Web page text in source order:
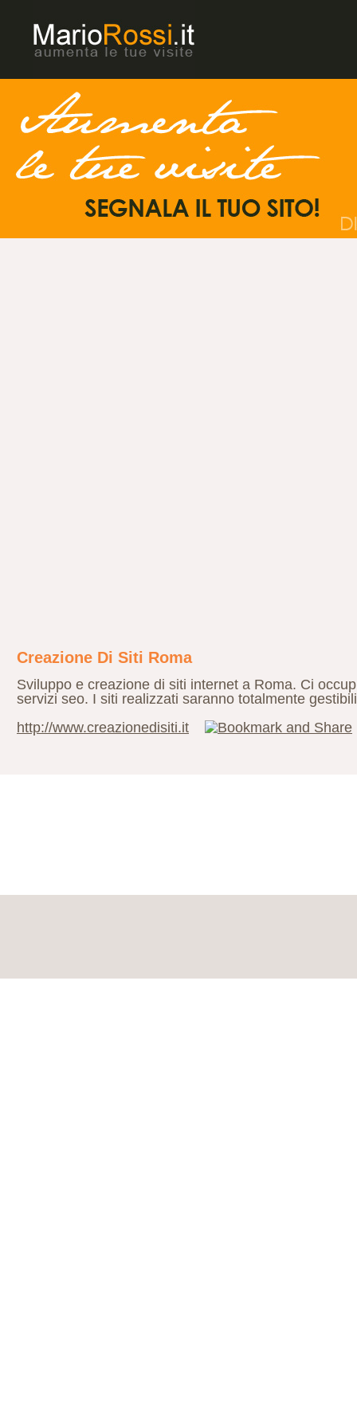
Creazione Di Siti Roma
Sviluppo e creazione di siti internet a Roma. Ci
servizi seo. I siti realizzati saranno totalmente
http://www.creazionedisiti.it